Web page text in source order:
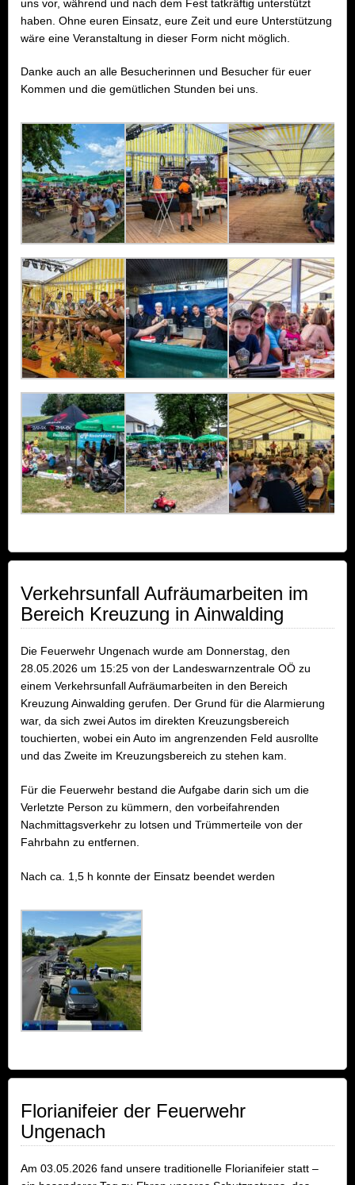
uns vor, während und nach dem Fest tatkräftig unterstützt
haben. Ohne euren Einsatz, eure Zeit und eure Unterstützung
wäre eine Veranstaltung in dieser Form nicht möglich.
Danke auch an alle Besucherinnen und Besucher für euer
Kommen und die gemütlichen Stunden bei uns.
Verkehrsunfall Aufräumarbeiten im
Bereich Kreuzung in Ainwalding
Die Feuerwehr Ungenach wurde am Donnerstag, den
28.05.2026 um 15:25 von der Landeswarnzentrale OÖ zu
einem Verkehrsunfall Aufräumarbeiten in den Bereich
Kreuzung Ainwalding gerufen. Der Grund für die Alarmierung
war, da sich zwei Autos im direkten Kreuzungsbereich
touchierten, wobei ein Auto im angrenzenden Feld ausrollte
und das Zweite im Kreuzungsbereich zu stehen kam.
Für die Feuerwehr bestand die Aufgabe darin sich um die
Verletzte Person zu kümmern, den vorbeifahrenden
Nachmittagsverkehr zu lotsen und Trümmerteile von der
Fahrbahn zu entfernen.
Nach ca. 1,5 h konnte der Einsatz beendet werden
Florianifeier der Feuerwehr
Ungenach
Am 03.05.2026 fand unsere traditionelle Florianifeier statt –